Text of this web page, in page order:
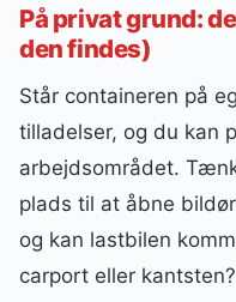
På privat grund:
den findes)
Står containeren på
tilladelser, og du kan
arbejdsområdet.
plads til at åbne
og kan lastbilen
carport eller kantsten?